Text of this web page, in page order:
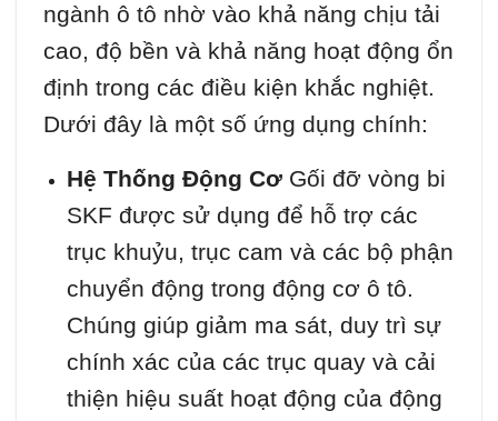
ngành ô tô nhờ vào khả năng chịu tải
cao, độ bền và khả năng hoạt động ổn
định trong các điều kiện khắc nghiệt.
Dưới đây là một số ứng dụng chính:
Hệ Thống Động CơGối đỡ vòng bi
SKF được sử dụng để hỗ trợ các
trục khuỷu, trục cam và các bộ phận
chuyển động trong động cơ ô tô.
Chúng giúp giảm ma sát, duy trì sự
chính xác của các trục quay và cải
thiện hiệu suất hoạt động của động